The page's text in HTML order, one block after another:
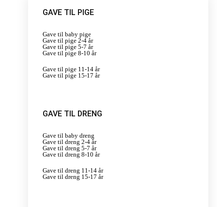
GAVE TIL PIGE
Gave til baby pige
Gave til pige 2-4 år
Gave til pige 5-7 år
Gave til pige 8-10 år
Gave til pige 11-14 år
Gave til pige 15-17 år
GAVE TIL DRENG
Gave til baby dreng
Gave til dreng 2-4 år
Gave til dreng 5-7 år
Gave til dreng 8-10 år
Gave til dreng 11-14 år
Gave til dreng 15-17 år